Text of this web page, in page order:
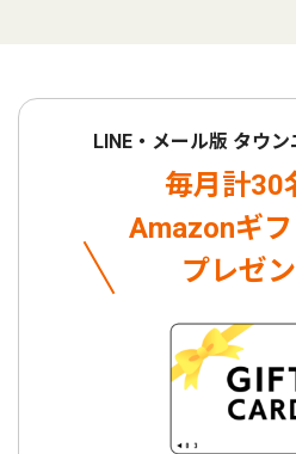
LINE・メール版 タウ
毎月計30
Amazonギ
プレゼン